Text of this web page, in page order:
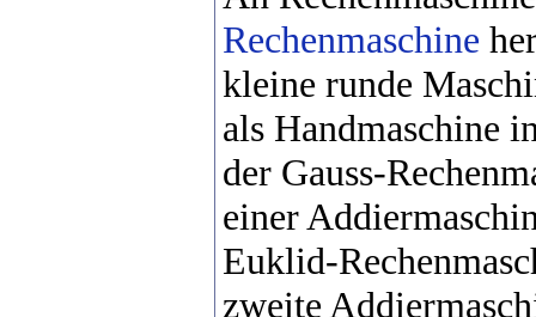
Rechenmaschine
kleine runde
als Handmaschine
der Gauss-
einer
Euklid-
zweite